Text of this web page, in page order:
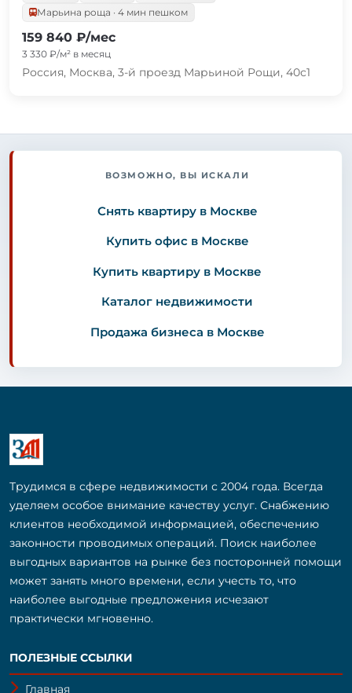
Марьина роща · 4 мин пешком
159 840 ₽/мес
3 330 ₽/м² в месяц
Россия, Москва, 3-й проезд Марьиной Рощи, 40с1
ВОЗМОЖНО, ВЫ ИСКАЛИ
Снять квартиру в Москве
Купить офис в Москве
Купить квартиру в Москве
Каталог недвижимости
Продажа бизнеса в Москве
Трудимся в сфере недвижимости с 2004 года. Всегда
уделяем особое внимание качеству услуг. Снабжению
клиентов необходимой информацией, обеспечению
законности проводимых операций. Поиск наиболее
выгодных вариантов на рынке без посторонней помощи
может занять много времени, если учесть то, что
наиболее выгодные предложения исчезают
практически мгновенно.
ПОЛЕЗНЫЕ ССЫЛКИ
Главная